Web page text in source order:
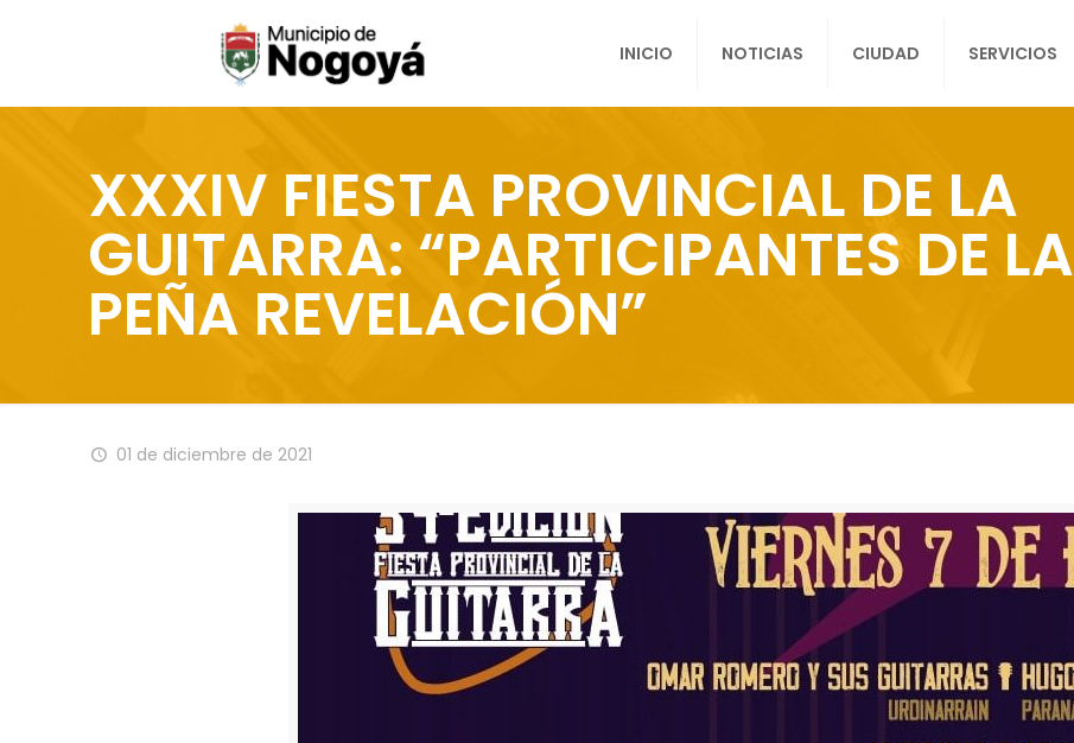
INICIO NOTICIAS CIUDAD SERVICIOS
XXXIV FIESTA PROVINCIAL DE LA
GUITARRA: “PARTICIPANTES DE LA
PEÑA REVELACIÓN”
01 de diciembre de 2021